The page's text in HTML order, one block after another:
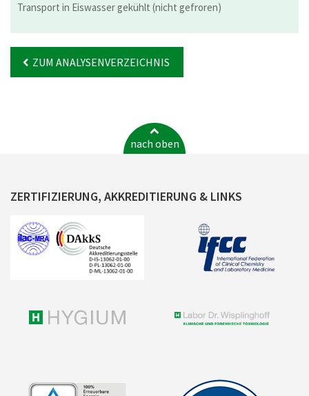
Transport in Eiswasser gekühlt (nicht gefroren)
ZUM ANALYSENVERZEICHNIS
nach oben
ZERTIFIZIERUNG, AKKREDITIERUNG & LINKS